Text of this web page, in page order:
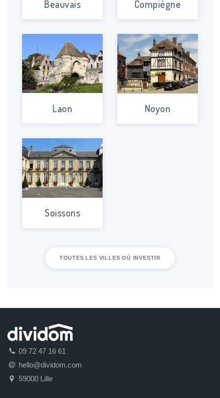
Beauvais Compiègne
Laon Noyon
Soissons
TOUTES LES VILLES OÙ INVESTIR
09 72 47 16 61
hello@dividom.com
59000 Lille